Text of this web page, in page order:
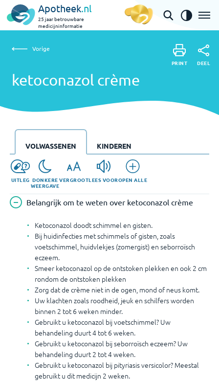
Apotheek.nl
25 jaar betrouwbare
medicijninformatie
ketoconazol crème
Vorige
ketoconazol crème
PRINT DEEL
UITLEG DONKERE
WEERGAVE
VERGROOTLEES VOOROPEN ALLE
VOLWASSENEN KINDEREN
Belangrijk om te weten over ketoconazol crème
Ketoconazol doodt schimmel en gisten.
Bij huidinfecties met schimmels of gisten, zoals
voetschimmel, huidvlekjes (zomergist) en seborroïsch
eczeem.
Smeer ketoconazol op de ontstoken plekken en ook 2 cm
rondom de ontstoken plekken
Zorg dat de crème niet in de ogen, mond of neus komt.
Uw klachten zoals roodheid, jeuk en schilfers worden
binnen 2 tot 6 weken minder.
Gebruikt u ketoconazol bij voetschimmel? Uw
behandeling duurt 4 tot 6 weken.
Gebruikt u ketoconazol bij seborroïsch eczeem? Uw
behandeling duurt 2 tot 4 weken.
Gebruikt u ketoconazol bij pityriasis versicolor? Meestal
gebruikt u dit medicijn 2 weken.